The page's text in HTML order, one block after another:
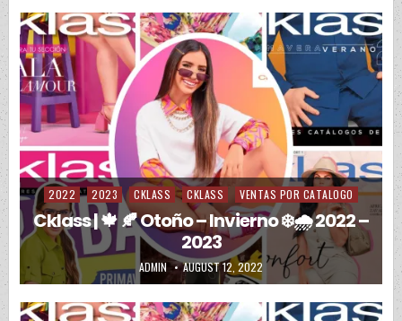
Posted in
2022 2023 CKLASS CKLASS VENTAS POR CATALOGO
Cklass | 🍁 🍂 Otoño – Invierno ❄️🌧️ 2022 –
2023
AUTHOR:
ADMIN PUBLISHED DATE:
AUGUST 12, 2022